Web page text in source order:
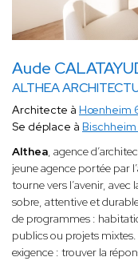
Aude
ALTHEA
Architecte à Hœnheim
Se déplace à
Althea, agence
jeune agence portée par
tourne vers l’avenir,
sobre, attentive et
de programmes :
publics ou projets
exigence : trouver la